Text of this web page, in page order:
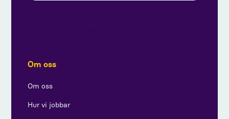
Om oss
Om oss
Hur vi jobbar